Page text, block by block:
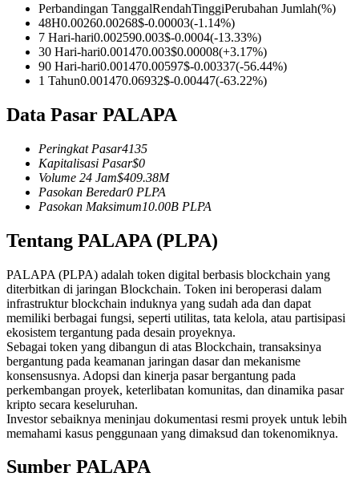
USDC Berjangka
Copy Trading
Bergabunglah dengan pedagang top
Perbandingan TanggalRendahTinggiPerubahan Jumlah(%)
48H0.00260.00268$-0.00003(-1.14%)
7 Hari-hari0.002590.003$-0.0004(-13.33%)
30 Hari-hari0.001470.003$0.00008(+3.17%)
90 Hari-hari0.001470.00597$-0.00337(-56.44%)
1 Tahun0.001470.06932$-0.00447(-63.22%)
Data Pasar PALAPA
Peringkat Pasar4135
Kapitalisasi Pasar$0
Volume 24 Jam$409.38M
Pasokan Beredar0 PLPA
Pasokan Maksimum10.00B PLPA
Tentang PALAPA (PLPA)
PALAPA (PLPA) adalah token digital berbasis blockchain yang
diterbitkan di jaringan Blockchain. Token ini beroperasi dalam
infrastruktur blockchain induknya yang sudah ada dan dapat
memiliki berbagai fungsi, seperti utilitas, tata kelola, atau partisipasi
ekosistem tergantung pada desain proyeknya.
Sebagai token yang dibangun di atas Blockchain, transaksinya
bergantung pada keamanan jaringan dasar dan mekanisme
konsensusnya. Adopsi dan kinerja pasar bergantung pada
perkembangan proyek, keterlibatan komunitas, dan dinamika pasar
kripto secara keseluruhan.
Investor sebaiknya meninjau dokumentasi resmi proyek untuk lebih
memahami kasus penggunaan yang dimaksud dan tokenomiknya.
Sumber PALAPA